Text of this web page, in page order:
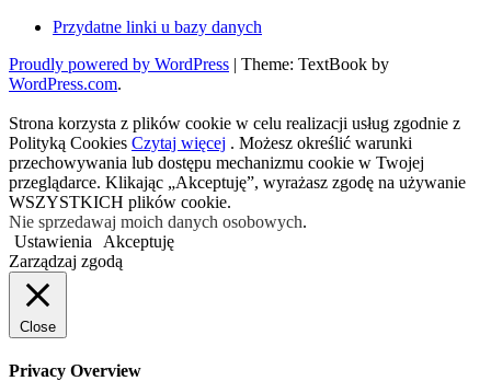
Przydatne linki u bazy danych
Proudly powered by WordPress | Theme: TextBook by
WordPress.com.
Strona korzysta z plików cookie w celu realizacji usług zgodnie z
Polityką Cookies Czytaj więcej . Możesz określić warunki
przechowywania lub dostępu mechanizmu cookie w Twojej
przeglądarce. Klikając „Akceptuję”, wyrażasz zgodę na używanie
WSZYSTKICH plików cookie.
Nie sprzedawaj moich danych osobowych.
Ustawienia
Akceptuję
Zarządzaj zgodą
Close
Privacy Overview